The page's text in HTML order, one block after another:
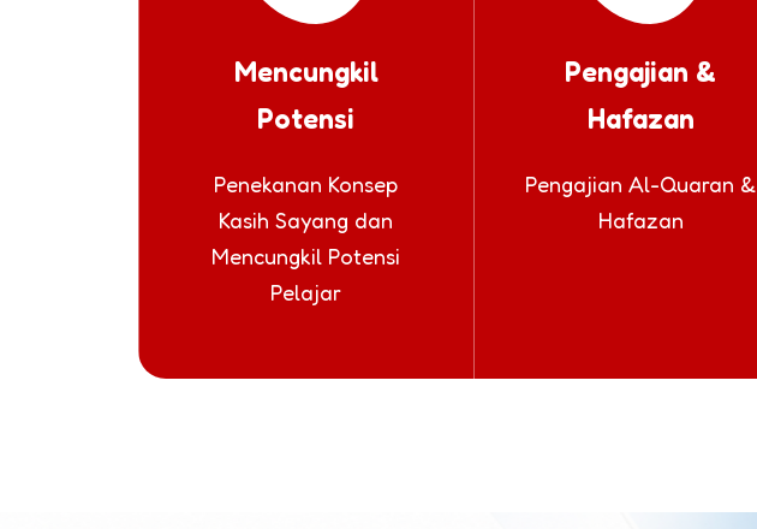
Mencungkil
Potensi
Penekanan Konsep
Kasih Sayang dan
Mencungkil Potensi
Pelajar
Pengajian &
Hafazan
Pengajian Al-Quaran &
Hafazan